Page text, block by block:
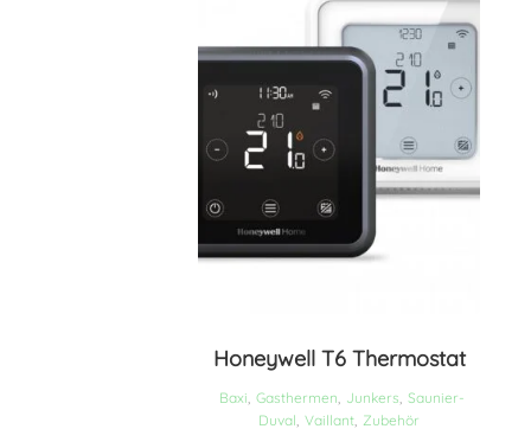
Honeywell T6 Thermostat
Baxi Gasthermen Junkers Saunier-
Duval Vaillant Zubehör